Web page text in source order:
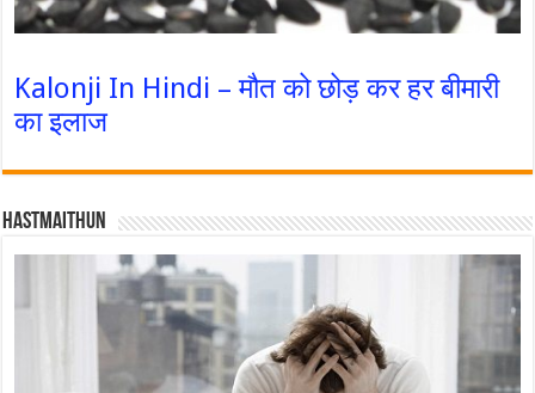
Kalonji In Hindi – मौत को छोड़ कर हर बीमारी
का इलाज
Hastmaithun